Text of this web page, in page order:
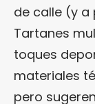
de calle (y a
Tartanes
toques
materiales
pero